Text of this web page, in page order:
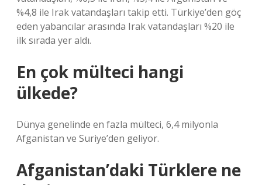
%4,8 ile Irak vatandaşları takip etti. Türkiye’den göç
eden yabancılar arasında Irak vatandaşları %20 ile
ilk sırada yer aldı.
En çok mülteci hangi
ülkede?
Dünya genelinde en fazla mülteci, 6,4 milyonla
Afganistan ve Suriye’den geliyor.
Afganistan’daki Türklere ne